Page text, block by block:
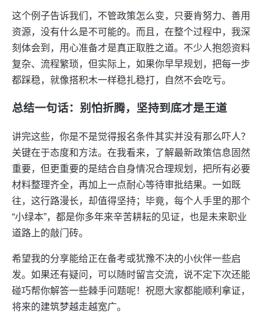
这个例子告诉我们，不管政策怎么变，只要肯努力、善用
资源，没有什么是不可能的。而且，在整个过程中，我深
刻体会到，用心准备才是真正取胜之道。不少人抱怨资料
复杂、流程繁琐，但实际上，如果你早早规划，把每一步
都踩稳，就像搭积木一样稳扎稳打，自然不会吃亏。
总结一句话：别怕折腾，坚持到底才是王道
讲完这些，你是不是觉得报名条件其实并没有那么吓人？
关键在于态度和方法。在我看来，了解最新政策信息固然
重要，但更重要的是结合自身情况合理规划，把所有必要
材料整理齐全，再加上一点耐心等待审批结果。一如既
往，这行路漫长，却值得坚持；毕竟，每个人手里的那个
“小绿本”，都是你多年来辛苦耕耘的见证，也是未来职业
道路上的敲门砖。
希望我的分享能给正在备考或犹豫不决的小伙伴一些启
发。如果还有疑问，可以随时留言交流，说不定下次还能
碰巧帮你解答一些棘手问题呢！祝愿大家都能顺利拿证，
将来的建筑梦越走越宽广。